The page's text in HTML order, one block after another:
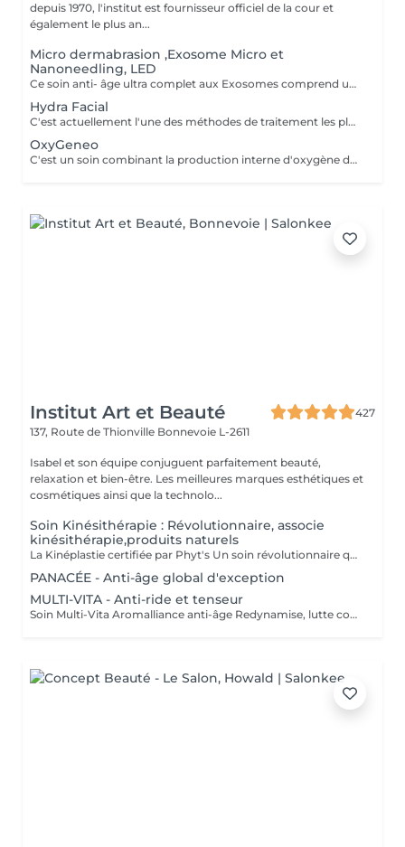
depuis 1970, l'institut est fournisseur officiel de la cour et
également le plus an...
Micro dermabrasion ,Exosome Micro et
Nanoneedling, LED
Ce soin anti- âge ultra complet aux Exosomes comprend une microdermabrasion, un soin activateur Cold plasma, le microneedling avec des Exosomes, un masque feuille de collagène avec le nanoneedling, pour finaliser encore 15' de luminothérapie. Vous partirez avec votre sérum aux exosomes pour continuer le soin à domicile.
Hydra Facial
C'est actuellement l'une des méthodes de traitement les plus innovantes et les plus efficaces et tout à fait indolore. Les cellules mortes de la peau sont éliminées en douceur par une combinaison de peelings mécaniques et chimiques et les impuretés sont aspirées par les pores. Dans le même temps, la peau est alimentée en principes actifs bénéfiques et très puissants. La croissance du collagène est stimulée, le renouvellement cellulaire est stimulé et la peau est intensément hydratée. Il semble plus serré et a un éclat de jeunesse. Grâce aux différents boosters, chaque situation de peau peut être parfaitement traitée. En plus des traitements anti-âge de première classe, il est possible de purifier la peau et d'uniformiser la peau jeune et sujette aux imperfections. Les objectifs de traitement énumérés sont visibles et directement visibles - sans aucun temps d'arrêt après l'application.
OxyGeneo
C'est un soin combinant la production interne d'oxygène dans la peau, la micro-abrasion de la couche cornée ainsi que l'infusion de principes actifs dans les couches profondes de la peau. Un traitement agréable qui agit simultanément sur 3 niveaux pour des résultats immédiatement visibles. En y associant la radiofréquence, le traitement améliore les contours du visage, l'aspect cutané . La peau est fraîche, jeune et radieuse. La radiofréquence TriPollar RF est une nouvelle technologie très avancée pour le raffermissement du visage, non invasive. La peau est chauffée en profondeur , ce qui permet un effet tenseur des fibres de collagène rendant la peau plus ferme instantanément. La radio fréquence stimule aussi la production naturelle des fibres de collagène et d'élastine pour des résultats significatifs de l'amélioration des rides et ridules du visage. Les résultats sont immédiatement visibles et persistent sans chirurgie et sans temps de revalidation. En plus, l'ultrason réduit temporairement la densité des couches de la peau, de cette manière des espaces se forment entre les cellules. Les ingrédients actifs peuvent donc pénétrer plus profondément dans la peau. Les principes actifs sont composés de petites molécules qui permettent ainsi un meilleur passage entre les cellules. Ce processus est sûr et efficace pour tous les types de peau même pour les peaux les plus sensibles. Il est également indolore, procure un micro massage et stimule la régénération
Institut Art et Beauté
427
137, Route de Thionville Bonnevoie L-2611
Isabel et son équipe conjuguent parfaitement beauté,
relaxation et bien-être. Les meilleures marques esthétiques et
cosmétiques ainsi que la technolo...
Soin Kinésithérapie : Révolutionnaire, associe
kinésithérapie,produits naturels
La Kinéplastie certifiée par Phyt's Un soin révolutionnaire qui associe kinésithérapie et produits naturels pour une approche douce et efficace de la beauté. Utilise des techniques manuelles et des produits bio pour stimuler en profondeur, sans produits chimiques ni interventions invasives Chaque séance est spécialement conçue pour répondre à vos besoins uniques, ciblant les fascias et les muscles pour une solution sur-mesure qui s'adapte parfaitement à votre peau. Oxygénation et Régénération : Stimulez la circulation sanguine et la régénération cellulaire pour améliorer l'élasticité et la fermeté de votre peau, la rendant visiblement plus jeune et tonique. Résultats Immédiats : Obtenez des effets visibles dès la première séance avec un raffermissement et une tonification notables. Chaque soin est conditionné en ampoules individuelles pour assurer une hygiène parfaite, une fraîcheur optimale à chaque application et une utilisation précise des doses. Esthéticiennes Fatima Lisete Marie Francesca La Kinéplastie certifiée par Phyt's est bien plus qu'un simple soin offrant des résultats concrets pour la santé. Offrez-vous ce moment de bien-être pour révéler une peau revitalisée et éclatante.
PANACÉE - Anti-âge global d'exception
MULTI-VITA - Anti-ride et tenseur
Soin Multi-Vita Aromalliance anti-âge Redynamise, lutte contre le vieillissement de la peau Le Soin Multi-Vita certifié bio est un soin multivitaminé redynamisant aux actifs puissants luttant contre les signes du vieillissement cutané de tous les types de peaux matures. Ambiance feutrée, senteurs subtiles et épicées pour ce soin anti-âge. Tout commence par un nettoyage de la peau, suivi du modelage aux huiles bio précieuses anti-âge. Véritable soin tenseur anti-âge, son modelage exclusif aux baguettes cible précisément les rides pour une action renforcée. Les tissus sont stimulés, remodelés, les échanges relancés. Relaxation intense lors de la pose du masque, qui précède l'application de la Crème Absolue certifiée bio, pour une beauté à son apogée. Convient pour : Tous types de peaux matures